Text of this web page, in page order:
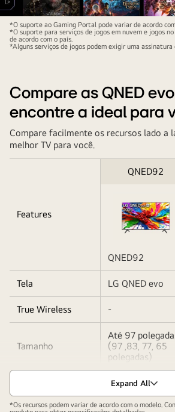
nenhum
decodificador
periférico.
Pausar
vídeo
*O suporte ao Gaming Portal pode variar de acordo
*O suporte para serviços de jogos em nuvem e jogos
de acordo com o país.
*Alguns serviços de jogos podem exigir uma assinatura
Compare as QNED
encontre a ideal para
Compare facilmente os recursos lado a
melhor TV para você.
Table
Features
QNED92
QNED92
Tela LG QNED evo
True Wireless -
Tamanho
Até 97
(97 ,83, 77, 65
polegadas)
Expand All
*Os recursos podem variar de acordo com o modelo.